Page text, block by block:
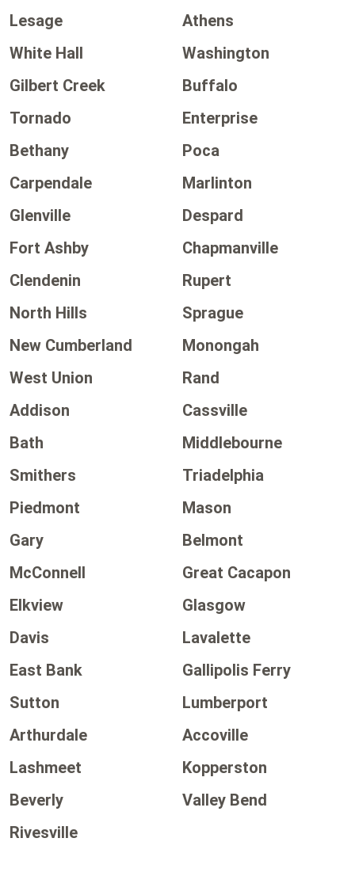
Lesage
Athens
White Hall
Washington
Gilbert Creek
Buffalo
Tornado
Enterprise
Bethany
Poca
Carpendale
Marlinton
Glenville
Despard
Fort Ashby
Chapmanville
Clendenin
Rupert
North Hills
Sprague
New Cumberland
Monongah
West Union
Rand
Addison
Cassville
Bath
Middlebourne
Smithers
Triadelphia
Piedmont
Mason
Gary
Belmont
McConnell
Great Cacapon
Elkview
Glasgow
Davis
Lavalette
East Bank
Gallipolis Ferry
Sutton
Lumberport
Arthurdale
Accoville
Lashmeet
Kopperston
Beverly
Valley Bend
Rivesville